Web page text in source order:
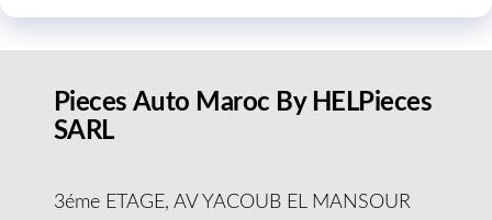
Pieces Auto Maroc By HELPieces
SARL
3éme ETAGE, AV YACOUB EL MANSOUR